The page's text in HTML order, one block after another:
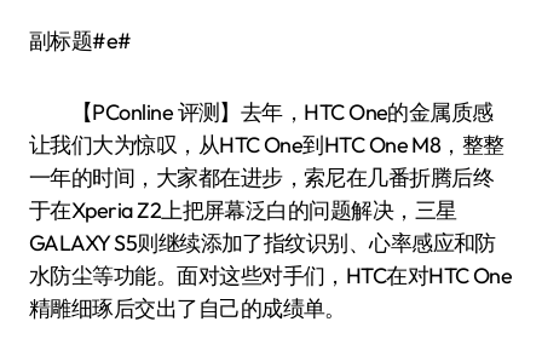
副标题#e#
【PConline 评测】去年，HTC One的金属质感
让我们大为惊叹，从HTC One到HTC One M8，整整
一年的时间，大家都在进步，索尼在几番折腾后终
于在Xperia Z2上把屏幕泛白的问题解决，三星
GALAXY S5则继续添加了指纹识别、心率感应和防
水防尘等功能。面对这些对手们，HTC在对HTC One
精雕细琢后交出了自己的成绩单。